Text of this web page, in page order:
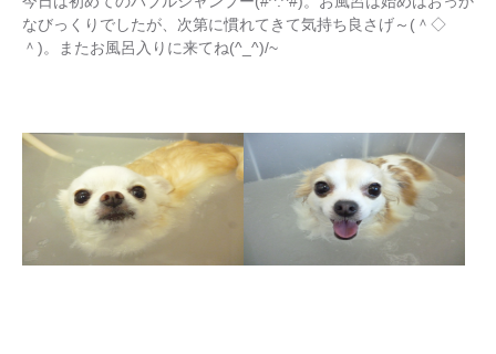
なびっくりでしたが、次第に慣れてきて気持ち良さげ～(＾◇
＾)。またお風呂入りに来てね(^_^)/~